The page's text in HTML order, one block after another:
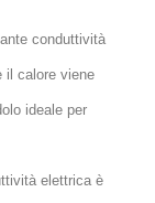
conduttività
il calore viene
ideale per
elettrica è